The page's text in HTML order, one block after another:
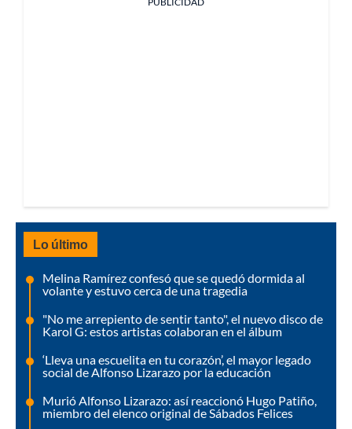
Lo último
Melina Ramírez confesó que se quedó dormida al
volante y estuvo cerca de una tragedia
"No me arrepiento de sentir tanto", el nuevo disco de
Karol G: estos artistas colaboran en el álbum
‘Lleva una escuelita en tu corazón’, el mayor legado
social de Alfonso Lizarazo por la educación
Murió Alfonso Lizarazo: así reaccionó Hugo Patiño,
miembro del elenco original de Sábados Felices